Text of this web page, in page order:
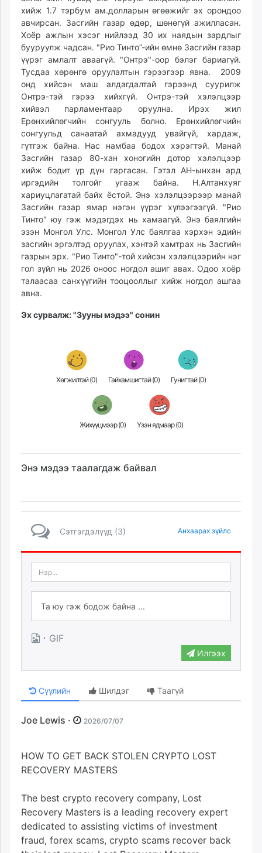
хийж 1.7 тэрбум ам.долларын өгөөжийг эх орондоо
авчирсан. Засгийн газар өдөр, шөнөгүй ажилласан.
Хоёр ажлын хэсэг нийлээд 30 их наядын зардлыг
бууруулж чадсан. "Рио Тинто”-ийн өмнө Засгийн газар
үүрэг амлалт аваагүй. "Онтрэ"-оор бэлэг бариагүй.
Тусдаа хөрөнгө оруулалтын гэрээгээр явна. 2009
онд хийсэн маш алдагдалтай гэрээнд суурилж
Онтрэ-тэй гэрээ хийхгүй. Онтрэ-тэй хэлэлцээр
хийвэл парламентаар оруулна. Ирэх жил
Ерөнхийлөгчийн сонгууль болно. Ерөнхийлөгчийн
сонгуульд санаатай ахмадууд увайгүй, хардаж,
гүтгэж байна. Нас намбаа бодох хэрэгтэй. Манай
Засгийн газар 80-хан хоногийн дотор хэлэлцээр
хийж бодит үр дүн гаргасан. Гэтэл АН-ынхан ард
иргэдийн толгойг угааж байна. Н.Алтанхуяг
хариуцлагатай байх ёстой. Энэ хэлэлцээрээр манай
Засгийн газар ямар нэгэн үүрэг хүлээгээгүй. "Рио
Тинто" юу гэж мэдэгдэх нь хамаагүй. Энэ баялгийн
эзэн Монгол Улс. Монгол Улс баялгаа хэрхэн эдийн
засгийн эргэлтэд оруулах, хэнтэй хамтрах нь Засгийн
газрын эрх. "Рио Тинто"-той хийсэн хэлэлцээрийн нэг
гол зүйл нь 2026 оноос ногдол ашиг авах. Одоо хоёр
талаасаа санхүүгийн тооцооллыг хийж ногдол ашгаа
авна.
Эх сурвалж: "Зууны мэдээ" сонин
Хөгжилтэй (0) Гайхамшигтай (0) Гунигтай (0)
Жихүүцмээр (0) Үзэн ядмаар (0)
Энэ мэдээ таалагдаж байвал
Сэтгэгдэлүүд (3) Анхаарах зүйлс
· GIF
Илгээх
Сүүлийн Шилдэг Таагүй
Joe Lewis · 2026/07/07
HOW TO GET BACK STOLEN CRYPTO LOST
RECOVERY MASTERS
The best crypto recovery company, Lost
Recovery Masters is a leading recovery expert
dedicated to assisting victims of investment
fraud, forex scams, crypto scams recover back